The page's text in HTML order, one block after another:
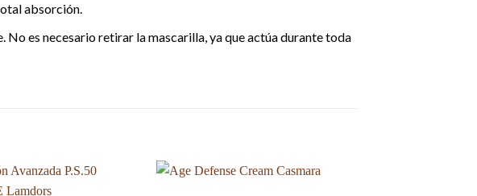
absorción.
No es necesario retirar la mascarilla, ya que actúa durante toda